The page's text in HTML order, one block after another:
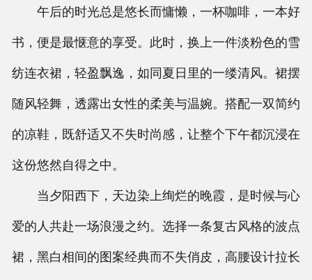
午后的时光总是悠长而慵懒，一杯咖啡，一本好
书，便是最惬意的享受。此时，换上一件淡粉色的雪
纺连衣裙，轻盈飘逸，如同夏日里的一缕清风。裙摆
随风轻舞，透露出女性的柔美与温婉。搭配一双简约
的凉鞋，既舒适又不失时尚感，让整个下午都沉浸在
这份悠然自得之中。
当夕阳西下，天边染上绚烂的晚霞，是时候与心
爱的人共赴一场浪漫之约。选择一条复古风格的波点
裙，黑白相间的图案经典而不失俏皮，高腰设计拉长